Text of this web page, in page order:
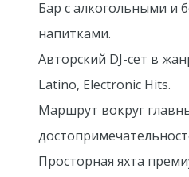
Бар с алкогольными и
напитками.
Авторский DJ-сет в
Latino, Electronic Hits.
Маршрут вокруг
Просторная яхта